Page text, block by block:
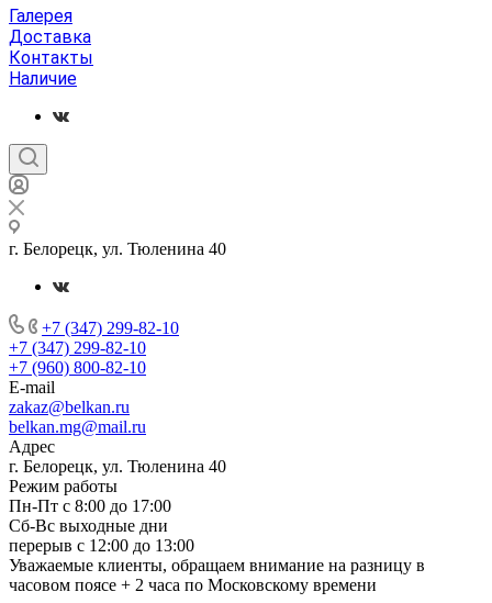
Галерея
Доставка
Контакты
Наличие
г. Белорецк, ул. Тюленина 40
+7 (347) 299-82-10
+7 (347) 299-82-10
+7 (960) 800-82-10
E-mail
zakaz@belkan.ru
belkan.mg@mail.ru
Адрес
г. Белорецк, ул. Тюленина 40
Режим работы
Пн-Пт с 8:00 до 17:00
Сб-Вс выходные дни
перерыв с 12:00 до 13:00
Уважаемые клиенты, обращаем внимание на разницу в
часовом поясе + 2 часа по Московскому времени